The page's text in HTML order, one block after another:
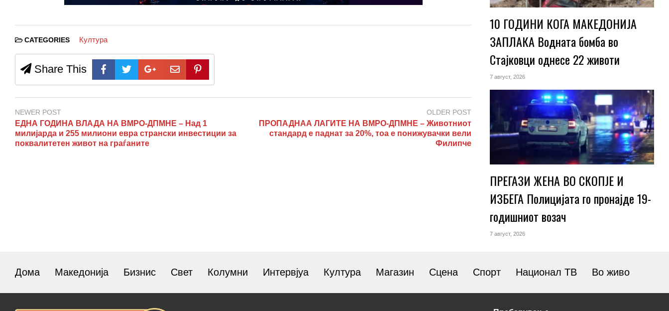
CATEGORIES Култура
Share This
NEWER POST
ЕДНА ГОДИНА ВЛАДА НА ВМРО-ДПМНЕ – Над 1
милијарда и 255 милиони евра странски инвестиции за
поквалитетен живот на граѓаните
OLDER POST
ПРОПАДНАА ЛАГИТЕ НА ВМРО-ДПМНЕ – Животниот
стандард е паднат за 20%, тоа е понижувачки вели
Филипче
10 ГОДИНИ КОГА МАКЕДОНИЈА
ЗАПЛАКА Водната бомба во
Стајковци однесе 22 животи
7 август, 2026
ПРЕГАЗИ ЖЕНА ВО СКОПЈЕ И
ИЗБЕГА Полицијата го пронајде 19-
годишниот возач
7 август, 2026
Дома Македонија Бизнис Свет Колумни Интервјуа Култура Магазин Сцена Спорт Национал ТВ Во живо